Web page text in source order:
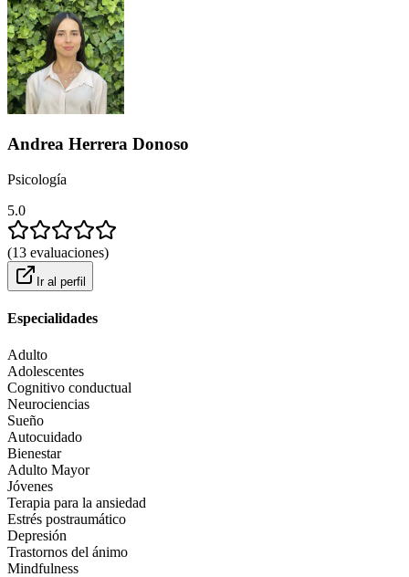
Andrea Herrera Donoso
Psicología
5.0
(13 evaluaciones)
Ir al perfil
Especialidades
Adulto
Adolescentes
Cognitivo conductual
Neurociencias
Sueño
Autocuidado
Bienestar
Adulto Mayor
Jóvenes
Terapia para la ansiedad
Estrés postraumático
Depresión
Trastornos del ánimo
Mindfulness